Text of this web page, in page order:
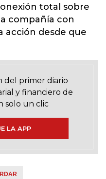
total sobre
compañía con
acción desde que
del primer diario
y financiero de
solo un clic
LA APP